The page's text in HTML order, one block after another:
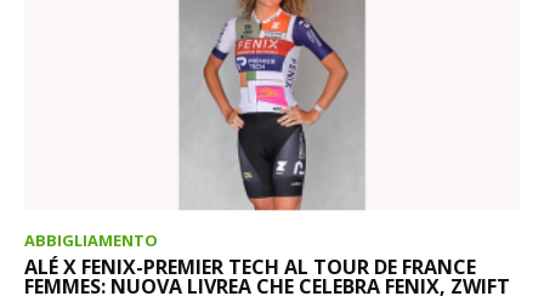
ABBIGLIAMENTO
ALÉ X FENIX-PREMIER TECH AL TOUR DE FRANCE
FEMMES: NUOVA LIVREA CHE CELEBRA FENIX, ZWIFT